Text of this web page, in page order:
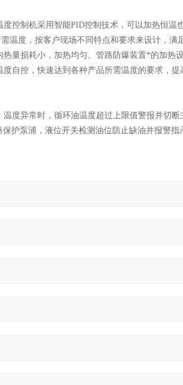
制机采用智能PID控制技术，可以加热恒温
温度，按客户现场不同特点和要求来设计，满
量损耗小，加热均匀。管路防爆装置*的加热
自控，快速达到各种产品所需温度的要求，提
温度异常时，循环油温度超过上限值警报并切
护泵浦，液位开关检测油位防止缺油并报警指